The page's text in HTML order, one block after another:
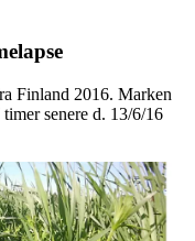
Finland 2016. Marken
senere d. 13/6/16